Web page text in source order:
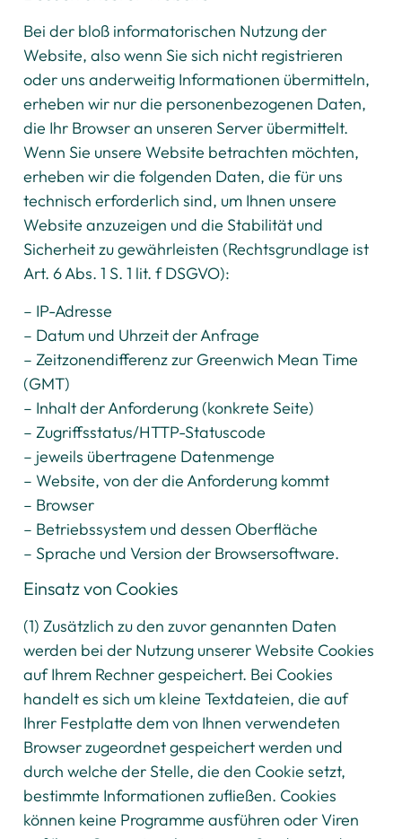
Bei der bloß informatorischen Nutzung der
Website, also wenn Sie sich nicht registrieren
oder uns anderweitig Informationen übermitteln,
erheben wir nur die personenbezogenen Daten,
die Ihr Browser an unseren Server übermittelt.
Wenn Sie unsere Website betrachten möchten,
erheben wir die folgenden Daten, die für uns
technisch erforderlich sind, um Ihnen unsere
Website anzuzeigen und die Stabilität und
Sicherheit zu gewährleisten (Rechtsgrundlage ist
Art. 6 Abs. 1 S. 1 lit. f DSGVO):
– IP-Adresse
– Datum und Uhrzeit der Anfrage
– Zeitzonendifferenz zur Greenwich Mean Time
(GMT)
– Inhalt der Anforderung (konkrete Seite)
– Zugriffsstatus/HTTP-Statuscode
– jeweils übertragene Datenmenge
– Website, von der die Anforderung kommt
– Browser
– Betriebssystem und dessen Oberfläche
– Sprache und Version der Browsersoftware.
Einsatz von Cookies
(1) Zusätzlich zu den zuvor genannten Daten
werden bei der Nutzung unserer Website Cookies
auf Ihrem Rechner gespeichert. Bei Cookies
handelt es sich um kleine Textdateien, die auf
Ihrer Festplatte dem von Ihnen verwendeten
Browser zugeordnet gespeichert werden und
durch welche der Stelle, die den Cookie setzt,
bestimmte Informationen zufließen. Cookies
können keine Programme ausführen oder Viren